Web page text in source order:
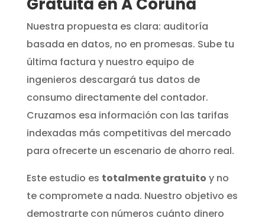
Nuestra propuesta es clara: auditoría
basada en datos, no en promesas. Sube tu
última factura y nuestro equipo de
ingenieros descargará tus datos de
consumo directamente del contador.
Cruzamos esa información con las tarifas
indexadas más competitivas del mercado
para ofrecerte un escenario de ahorro real.
Este estudio es totalmente gratuito y no
te compromete a nada. Nuestro objetivo es
demostrarte con números cuánto dinero